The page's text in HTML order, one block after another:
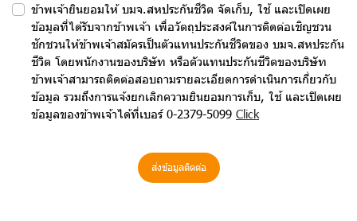
ข้าพเจ้ายินยอมให้ บมจ.สหประกันชีวิต จัดเก็บ, ใช้ และเปิดเผย
ข้อมูลที่ได้รับจากข้าพเจ้า เพื่อวัตถุประสงค์ในการติดต่อเชิญชวน
ชักชวนให้ข้าพเจ้าสมัครเป็นตัวแทนประกันชีวิตของ บมจ.สหประกัน
ชีวิต โดยพนักงานของบริษัท หรือตัวแทนประกันชีวิตของบริษัท
ข้าพเจ้าสามารถติดต่อสอบถามรายละเอียดการดำเนินการเกี่ยวกับ
ข้อมูล รวมถึงการแจ้งยกเลิกความยินยอมการเก็บ, ใช้ และเปิดเผย
ข้อมูลของข้าพเจ้าได้ที่เบอร์ 0-2379-5099 Click
ส่งข้อมูลติดต่อ